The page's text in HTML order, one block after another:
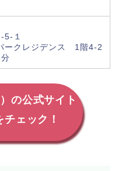
5-１
ークレジデンス 1階4-2
の公式サイト
ェック！